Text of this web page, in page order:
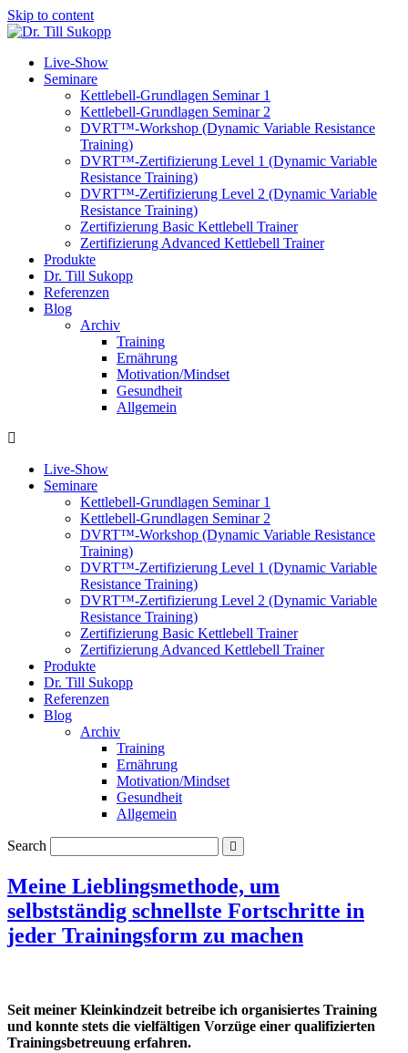
Skip to content
Live-Show
Seminare
Kettlebell-Grundlagen Seminar 1
Kettlebell-Grundlagen Seminar 2
DVRT™-Workshop (Dynamic Variable Resistance
Training)
DVRT™-Zertifizierung Level 1 (Dynamic Variable
Resistance Training)
DVRT™-Zertifizierung Level 2 (Dynamic Variable
Resistance Training)
Zertifizierung Basic Kettlebell Trainer
Zertifizierung Advanced Kettlebell Trainer
Produkte
Dr. Till Sukopp
Referenzen
Blog
Archiv
Training
Ernährung
Motivation/Mindset
Gesundheit
Allgemein
Live-Show
Seminare
Kettlebell-Grundlagen Seminar 1
Kettlebell-Grundlagen Seminar 2
DVRT™-Workshop (Dynamic Variable Resistance
Training)
DVRT™-Zertifizierung Level 1 (Dynamic Variable
Resistance Training)
DVRT™-Zertifizierung Level 2 (Dynamic Variable
Resistance Training)
Zertifizierung Basic Kettlebell Trainer
Zertifizierung Advanced Kettlebell Trainer
Produkte
Dr. Till Sukopp
Referenzen
Blog
Archiv
Training
Ernährung
Motivation/Mindset
Gesundheit
Allgemein
Search
Meine Lieblingsmethode, um
selbstständig schnellste Fortschritte in
jeder Trainingsform zu machen
Seit meiner Kleinkindzeit betreibe ich organisiertes Training
und konnte stets die vielfältigen Vorzüge einer qualifizierten
Trainingsbetreuung erfahren.